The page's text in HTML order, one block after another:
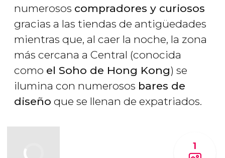
numerosos compradores y curiosos
gracias a las tiendas de antigüedades
mientras que, al caer la noche, la zona
más cercana a Central (conocida
como el Soho de Hong Kong) se
ilumina con numerosos bares de
diseño que se llenan de expatriados.
1